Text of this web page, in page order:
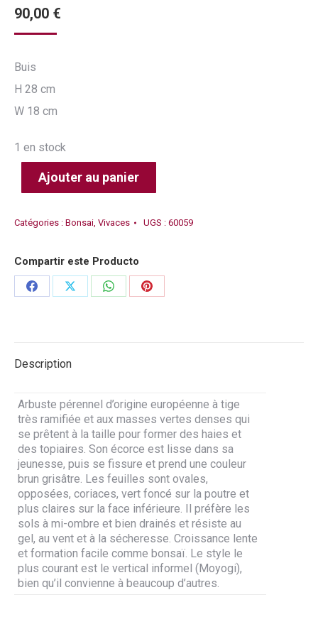
90,00 €
Buis
H 28 cm
W 18 cm
1 en stock
Ajouter au panier
Catégories : Bonsai, Vivaces UGS : 60059
Compartir este Producto
PartagerPartagerPartagerPartager
Description
Arbuste pérennel d’origine européenne à tige
très ramifiée et aux masses vertes denses qui
se prêtent à la taille pour former des haies et
des topiaires. Son écorce est lisse dans sa
jeunesse, puis se fissure et prend une couleur
brun grisâtre. Les feuilles sont ovales,
opposées, coriaces, vert foncé sur la poutre et
plus claires sur la face inférieure. Il préfère les
sols à mi-ombre et bien drainés et résiste au
gel, au vent et à la sécheresse. Croissance lente
et formation facile comme bonsaï. Le style le
plus courant est le vertical informel (Moyogi),
bien qu’il convienne à beaucoup d’autres.